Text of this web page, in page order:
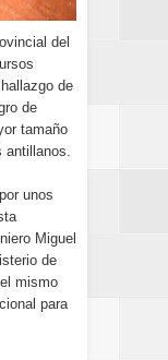
del
de
de
tamaño
antillanos.
unos
Miguel
de
mismo
para